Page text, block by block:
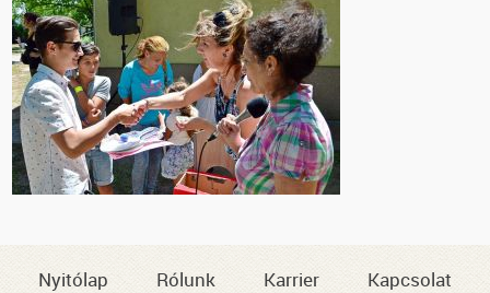
Nyitólap Rólunk Karrier Kapcsolat